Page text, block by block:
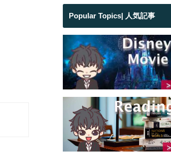
Popular Topics| 人気記事